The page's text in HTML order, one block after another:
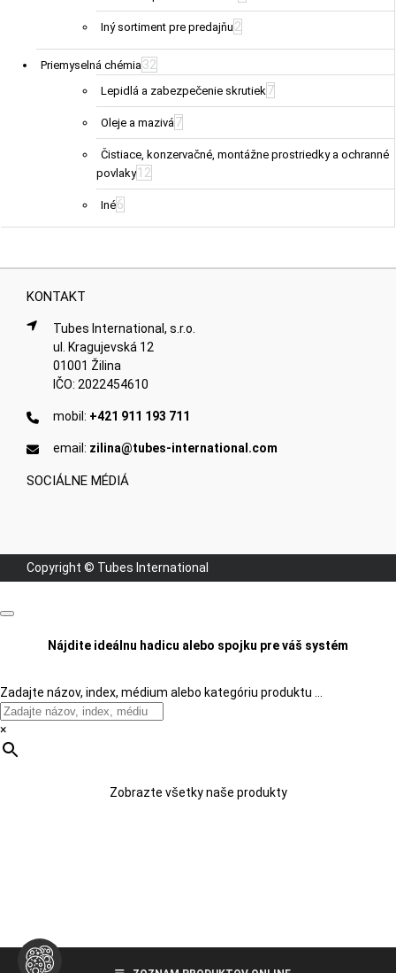
Iný sortiment pre predajňu 2
Priemyselná chémia32
Lepidlá a zabezpečenie skrutiek7
Oleje a mazivá7
Čistiace, konzervačné, montážne prostriedky a ochranné
povlaky 12
Iné6
KONTAKT
Tubes International, s.r.o.
ul. Kragujevská 12
01001 Žilina
IČO: 2022454610
mobil: +421 911 193 711
email: zilina@tubes-international.com
SOCIÁLNE MÉDIÁ
Copyright © Tubes International
Nájdite ideálnu hadicu alebo spojku pre váš systém
Zadajte názov, index, médium alebo kategóriu produktu …
×
Zobrazte všetky naše produkty